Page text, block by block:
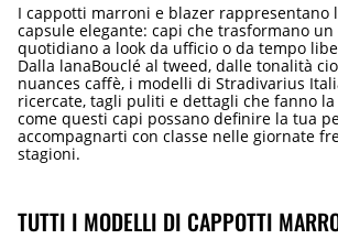
I cappotti marroni e blazer rappresentano
capsule elegante: capi che trasformano
quotidiano a look da ufficio o da tempo
Dalla lanaBouclé al tweed, dalle tonalità
nuances caffè, i modelli di Stradivarius
ricercate, tagli puliti e dettagli che fanno
come questi capi possano definire la tua
accompagnarti con classe nelle giornate
stagioni.
TUTTI I MODELLI DI CAPPOTTI